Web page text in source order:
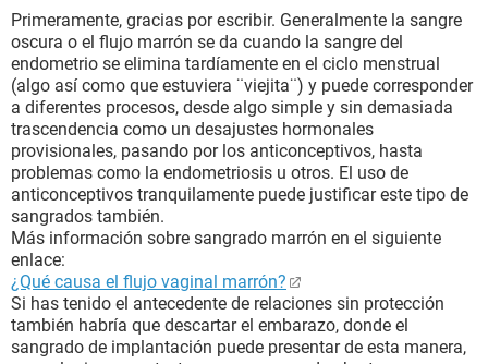
Primeramente, gracias por escribir. Generalmente la sangre
oscura o el flujo marrón se da cuando la sangre del
endometrio se elimina tardíamente en el ciclo menstrual
(algo así como que estuviera ¨viejita¨) y puede corresponder
a diferentes procesos, desde algo simple y sin demasiada
trascendencia como un desajustes hormonales
provisionales, pasando por los anticonceptivos, hasta
problemas como la endometriosis u otros. El uso de
anticonceptivos tranquilamente puede justificar este tipo de
sangrados también.
Más información sobre sangrado marrón en el siguiente
enlace:
¿Qué causa el flujo vaginal marrón?
Si has tenido el antecedente de relaciones sin protección
también habría que descartar el embarazo, donde el
sangrado de implantación puede presentar de esta manera,